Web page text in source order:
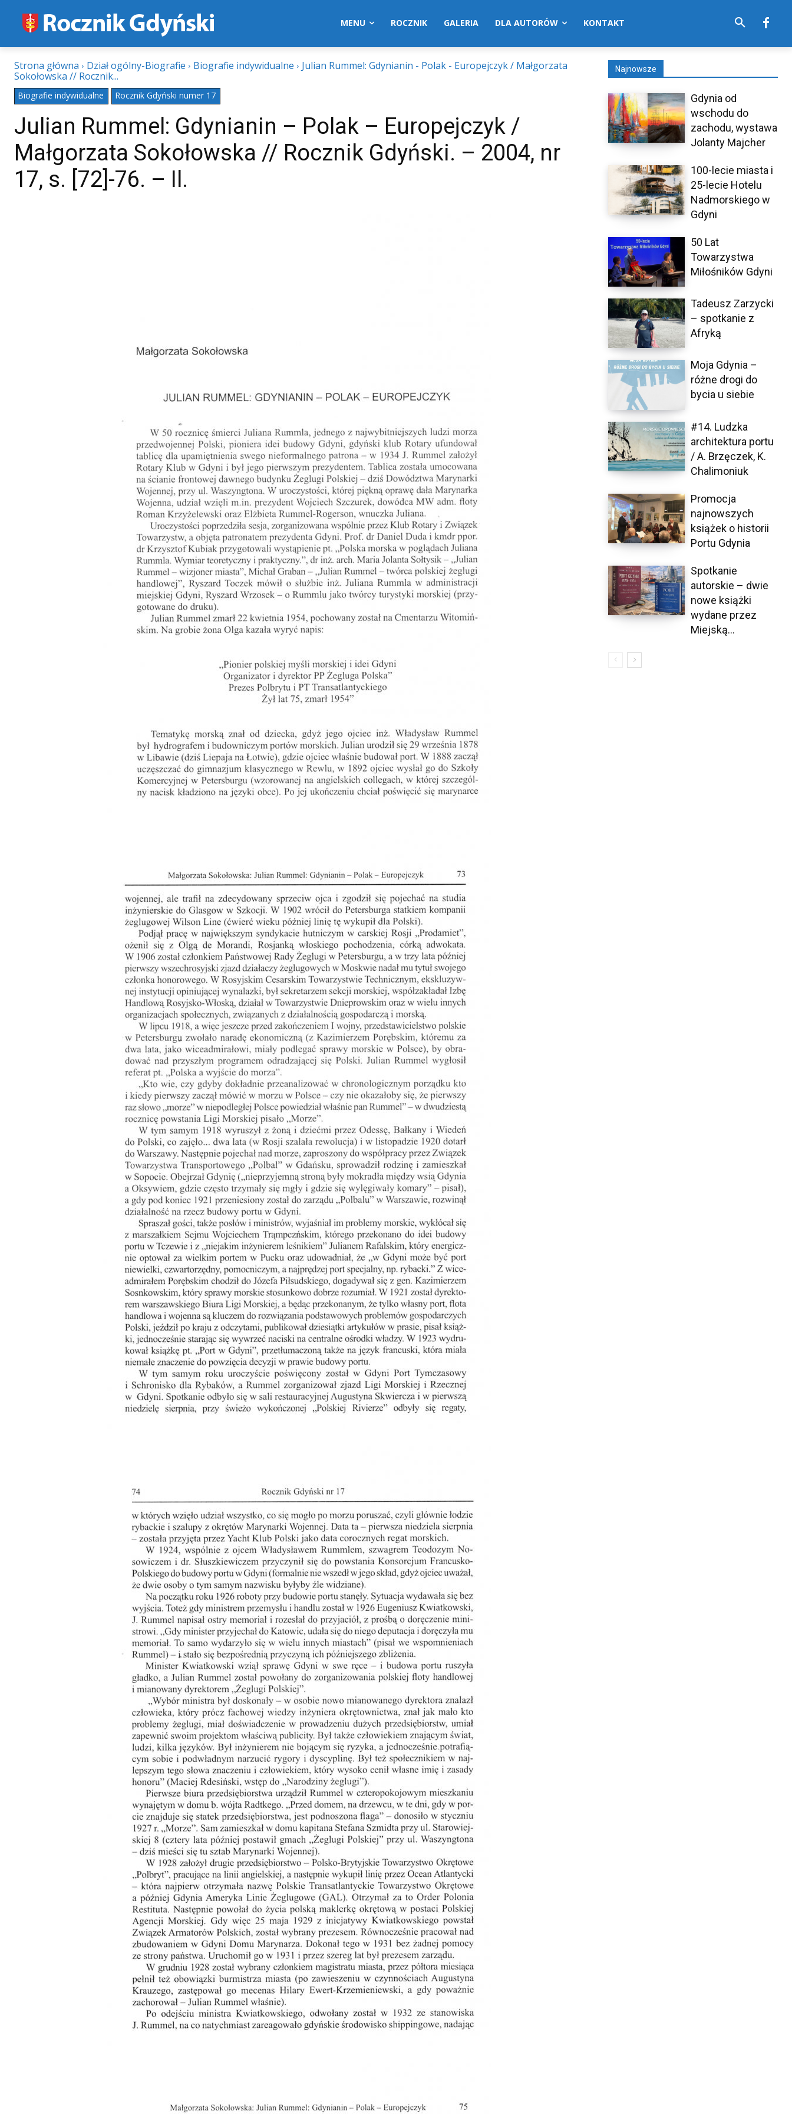
MENU ROCZNIK GALERIA DLA AUTORÓW KONTAKT
Strona główna Dział ogólny-Biografie Biografie indywidualne
Julian Rummel: Gdynianin - Polak - Europejczyk / Małgorzata
Sokołowska // Rocznik...
Biografie indywidualne Rocznik Gdyński numer 17
Julian Rummel: Gdynianin – Polak – Europejczyk /
Małgorzata Sokołowska // Rocznik Gdyński. – 2004, nr
17, s. [72]-76. – Il.
Najnowsze
Gdynia od
wschodu do
zachodu, wystawa
Jolanty Majcher
100-lecie miasta i
25-lecie Hotelu
Nadmorskiego w
Gdyni
50 Lat
Towarzystwa
Miłośników Gdyni
Tadeusz Zarzycki
– spotkanie z
Afryką
Moja Gdynia –
różne drogi do
bycia u siebie
#14. Ludzka
architektura portu
/ A. Brzęczek, K.
Chalimoniuk
Promocja
najnowszych
książek o historii
Portu Gdynia
Spotkanie
autorskie – dwie
nowe książki
wydane przez
Miejską...